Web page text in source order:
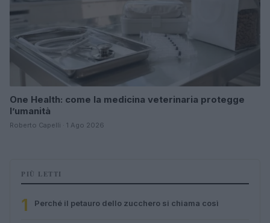
One Health: come la medicina veterinaria protegge
l’umanità
Roberto Capelli · 1 Ago 2026
PIÙ LETTI
1 Perché il petauro dello zucchero si chiama così